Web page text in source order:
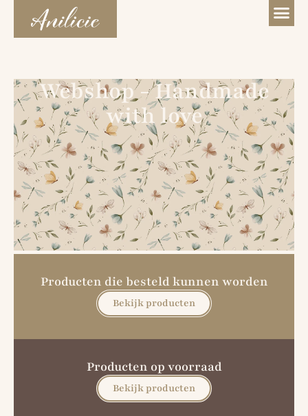
Webshop - Handmade
with love
Producten die besteld kunnen worden
Bekijk producten
Producten op voorraad
Bekijk producten